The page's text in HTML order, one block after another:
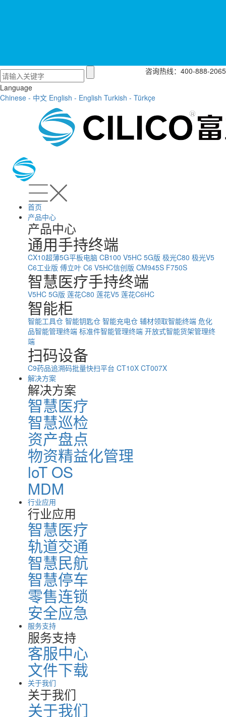
咨询热线：400-888-2065
Language
Chinese - 中文 English - English Turkish - Türkçe
首页
产品中心
产品中心
通用手持终端
CX10超薄5G平板电脑 CB100 V5HC 5G版 极光C80 极光V5
C6工业版 傅立叶 C6 V5HC信创版 CM945S F750S
智慧医疗手持终端
V5HC 5G版 莲花C80 莲花V5 莲花C6HC
智能柜
智能工具仓 智能钥匙仓 智能充电仓 辅材领取智能终端 危化
品智能管理终端 标准件智能管理终端 开放式智能货架管理终
端
扫码设备
C9药品追溯码批量快扫平台 CT10X CT007X
解决方案
解决方案
智慧医疗
智慧巡检
资产盘点
物资精益化管理
loT OS
MDM
行业应用
行业应用
智慧医疗
轨道交通
智慧民航
智慧停车
零售连锁
安全应急
服务支持
服务支持
客服中心
文件下载
关于我们
关于我们
关于我们